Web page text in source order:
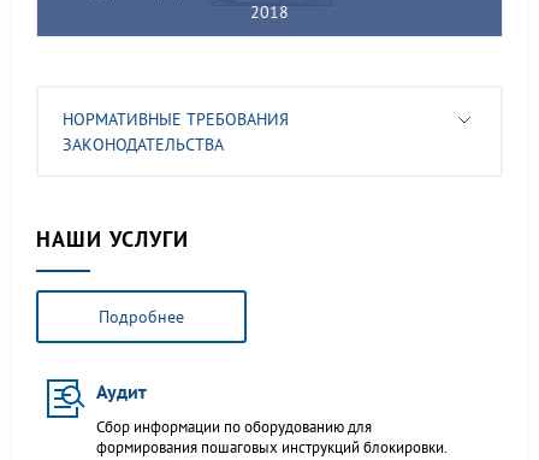
2018
НОРМАТИВНЫЕ ТРЕБОВАНИЯ
ЗАКОНОДАТЕЛЬСТВА
НАШИ УСЛУГИ
Подробнее
Аудит
Сбор информации по оборудованию для
формирования пошаговых инструкций блокировки.